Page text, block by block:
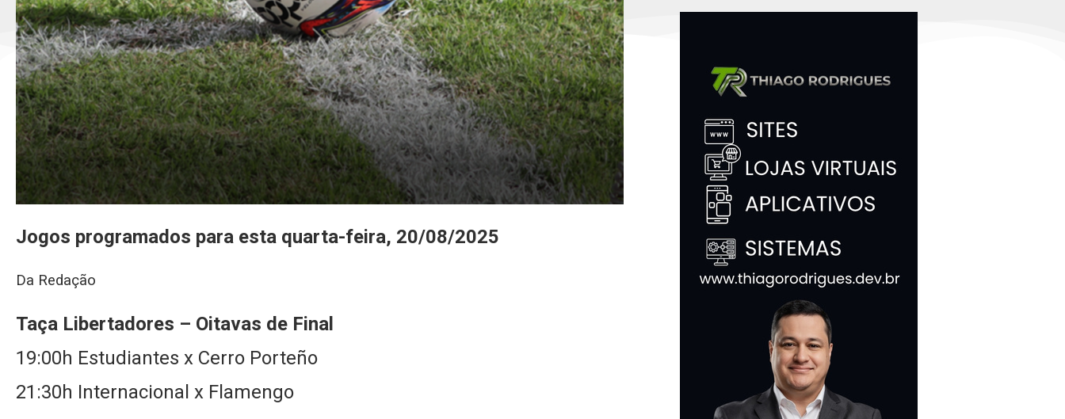
Jogos programados para esta quarta-feira, 20/08/2025
Da Redação
Taça Libertadores – Oitavas de Final
19:00h Estudiantes x Cerro Porteño
21:30h Internacional x Flamengo